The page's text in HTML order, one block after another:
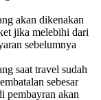
akan dikenakan
jika melebihi dari
sebelumnya
saat travel sudah
sebesar
pembayran akan